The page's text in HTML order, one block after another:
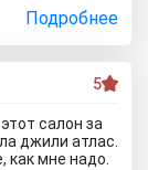
Так
как я
лишь про
чтоб понять
Подробнее
5
салон за
джили атлас.
как мне надо.